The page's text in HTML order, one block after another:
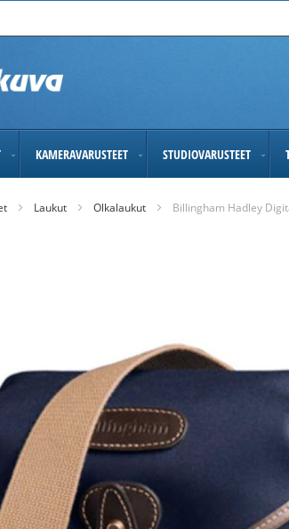
KAMERAVARUSTEET STUDIOVARUSTEET
Laukut Olkalaukut Billingham Hadley